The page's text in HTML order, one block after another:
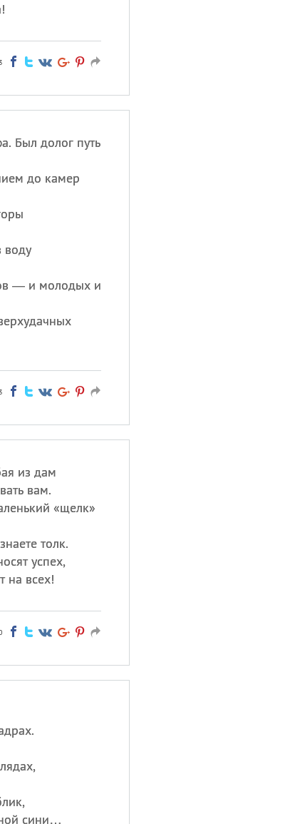
Был долог путь
до камер
воду
— и молодых и
из дам
вам.
«щелк»
толк.
успех,
на всех!
сини…